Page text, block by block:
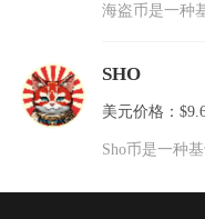
SHO
美元价格：